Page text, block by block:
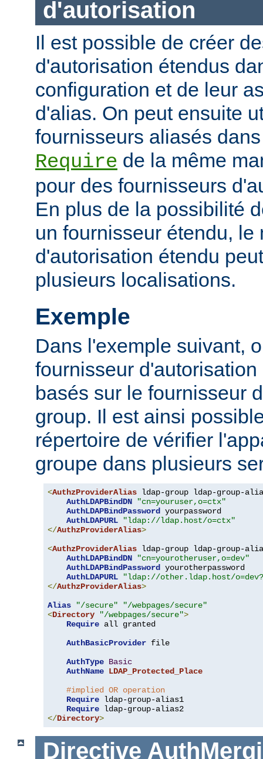
d'autorisation
Il est possible de créer
d'autorisation étendus
configuration et de leur
d'alias. On peut ensuite
fournisseurs aliasés
Require de la même
pour des fournisseurs
En plus de la possibilité
un fournisseur étendu, le
d'autorisation étendu
plusieurs localisations.
Exemple
Dans l'exemple suivant,
fournisseur
basés sur le fournisseur
group. Il est ainsi
répertoire de vérifier
groupe dans plusieurs
<AuthzProviderAlias ldap-group ldap-group-
AuthLDAPBindDN
"cn=youruser,o=ctx"
AuthLDAPBindPassword yourpassword
AuthLDAPURL
"ldap://ldap.host/o=ctx"
</AuthzProviderAlias>
<AuthzProviderAlias ldap-group ldap-group-
AuthLDAPBindDN
"cn=yourotheruser,o=dev"
AuthLDAPBindPassword yourotherpassword
AuthLDAPURL
"ldap://other.ldap.host/
</AuthzProviderAlias>
Alias
"/secure"
"/webpages/secure"
<Directory "/webpages/secure">
Require all granted
AuthBasicProvider file
AuthType Basic
AuthName LDAP_Protected_Place
#implied OR operation
Require ldap-group-alias1
Require
</Directory>
Directive